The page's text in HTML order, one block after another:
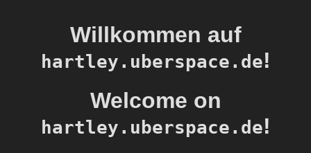
Willkommen auf
hartley.uberspace.de!
Welcome on
hartley.uberspace.de!